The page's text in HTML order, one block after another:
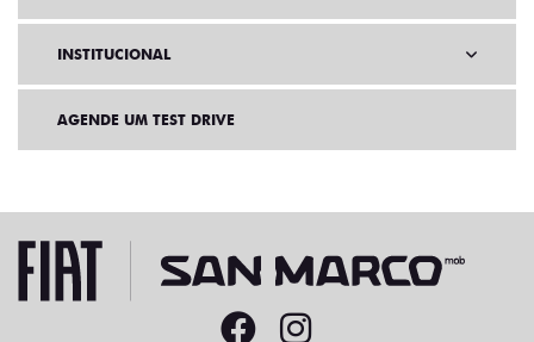
INSTITUCIONAL
AGENDE UM TEST DRIVE